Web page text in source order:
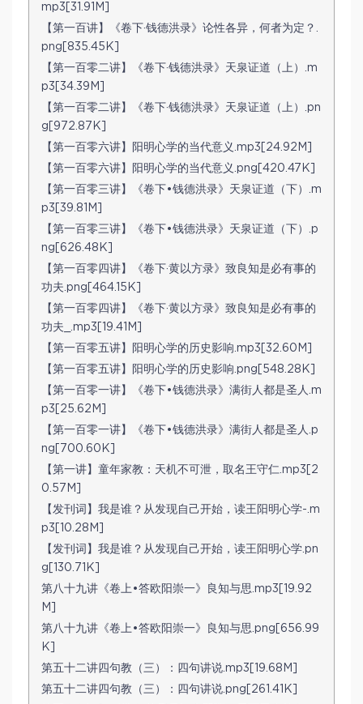
mp3[31.91M]
【第一百讲】《卷下·钱德洪录》论性各异，何者为定？.
png[835.45K]
【第一百零二讲】《卷下·钱德洪录》天泉证道（上）.m
p3[34.39M]
【第一百零二讲】《卷下·钱德洪录》天泉证道（上）.pn
g[972.87K]
【第一百零六讲】阳明心学的当代意义.mp3[24.92M]
【第一百零六讲】阳明心学的当代意义.png[420.47K]
【第一百零三讲】《卷下•钱德洪录》天泉证道（下）.m
p3[39.81M]
【第一百零三讲】《卷下•钱德洪录》天泉证道（下）.p
ng[626.48K]
【第一百零四讲】《卷下·黄以方录》致良知是必有事的
功夫.png[464.15K]
【第一百零四讲】《卷下·黄以方录》致良知是必有事的
功夫_.mp3[19.41M]
【第一百零五讲】阳明心学的历史影响.mp3[32.60M]
【第一百零五讲】阳明心学的历史影响.png[548.28K]
【第一百零一讲】《卷下•钱德洪录》满街人都是圣人.m
p3[25.62M]
【第一百零一讲】《卷下•钱德洪录》满街人都是圣人.p
ng[700.60K]
【第一讲】童年家教：天机不可泄，取名王守仁.mp3[2
0.57M]
【发刊词】我是谁？从发现自己开始，读王阳明心学-.m
p3[10.28M]
【发刊词】我是谁？从发现自己开始，读王阳明心学.pn
g[130.71K]
第八十九讲《卷上•答欧阳崇一》良知与思.mp3[19.92
M]
第八十九讲《卷上•答欧阳崇一》良知与思.png[656.99
K]
第五十二讲四句教（三）：四句讲说.mp3[19.68M]
第五十二讲四句教（三）：四句讲说.png[261.41K]